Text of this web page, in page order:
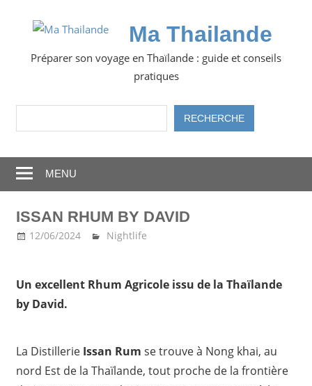
Ma Thailande
Préparer son voyage en Thaïlande : guide et conseils
pratiques
RechercherRECHERCHE
MENU
ISSAN RHUM BY DAVID
12/06/2024 Ma Thailande
Nightlife
Un excellent Rhum Agricole issu de la Thaïlande
by David.
La Distillerie Issan Rum se trouve à Nong khai, au
nord Est de la Thaïlande, tout proche de la frontière